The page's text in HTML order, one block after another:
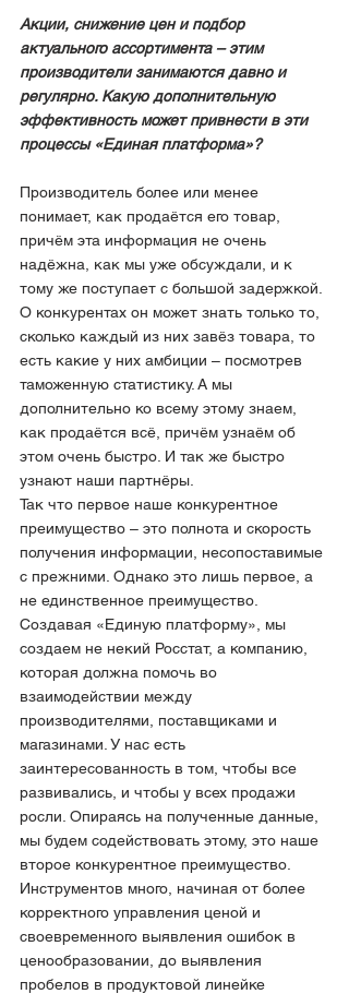
Акции, снижение цен и подбор
актуального ассортимента – этим
производители занимаются давно и
регулярно. Какую дополнительную
эффективность может привнести в эти
процессы «Единая платформа»?
Производитель более или менее
понимает, как продаётся его товар,
причём эта информация не очень
надёжна, как мы уже обсуждали, и к
тому же поступает с большой задержкой.
О конкурентах он может знать только то,
сколько каждый из них завёз товара, то
есть какие у них амбиции – посмотрев
таможенную статистику. А мы
дополнительно ко всему этому знаем,
как продаётся всё, причём узнаём об
этом очень быстро. И так же быстро
узнают наши партнёры.
Так что первое наше конкурентное
преимущество – это полнота и скорость
получения информации, несопоставимые
с прежними. Однако это лишь первое, а
не единственное преимущество.
Создавая «Единую платформу», мы
создаем не некий Росстат, а компанию,
которая должна помочь во
взаимодействии между
производителями, поставщиками и
магазинами. У нас есть
заинтересованность в том, чтобы все
развивались, и чтобы у всех продажи
росли. Опираясь на полученные данные,
мы будем содействовать этому, это наше
второе конкурентное преимущество.
Инструментов много, начиная от более
корректного управления ценой и
своевременного выявления ошибок в
ценообразовании, до выявления
пробелов в продуктовой линейке